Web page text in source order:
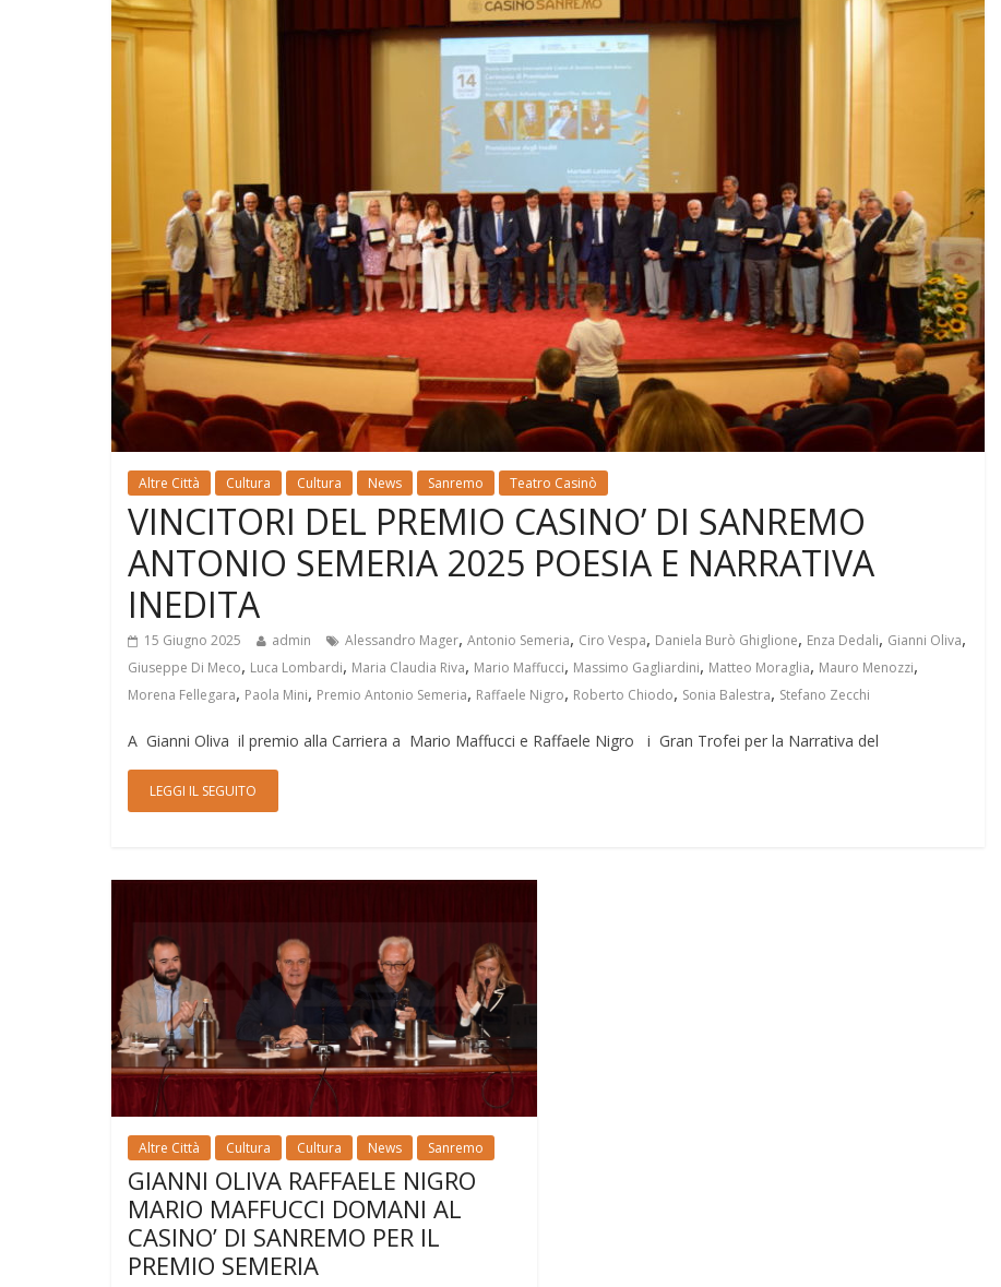
Altre Città Cultura Cultura News Sanremo Teatro Casinò
VINCITORI DEL PREMIO CASINO’ DI SANREMO
ANTONIO SEMERIA 2025 POESIA E NARRATIVA
INEDITA
15 Giugno 2025 admin Alessandro Mager, Antonio Semeria, Ciro Vespa, Daniela Burò Ghiglione, Enza Dedali, Gianni Oliva,
Giuseppe Di Meco, Luca Lombardi, Maria Claudia Riva, Mario Maffucci, Massimo Gagliardini, Matteo Moraglia, Mauro Menozzi,
Morena Fellegara, Paola Mini, Premio Antonio Semeria, Raffaele Nigro, Roberto Chiodo, Sonia Balestra, Stefano Zecchi
A Gianni Oliva il premio alla Carriera a Mario Maffucci e Raffaele Nigro i Gran Trofei per la Narrativa del
LEGGI IL SEGUITO
Altre Città Cultura Cultura News Sanremo
GIANNI OLIVA RAFFAELE NIGRO
MARIO MAFFUCCI DOMANI AL
CASINO’ DI SANREMO PER IL
PREMIO SEMERIA